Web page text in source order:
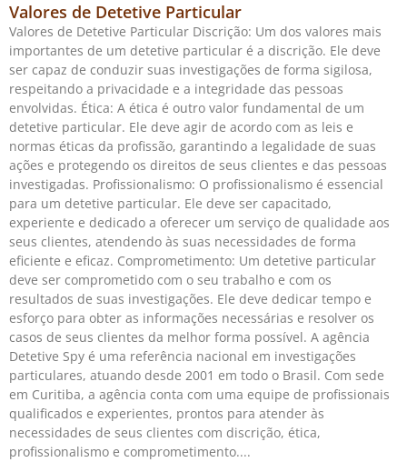
Valores de Detetive Particular
Valores de Detetive Particular Discrição: Um dos valores mais
importantes de um detetive particular é a discrição. Ele deve
ser capaz de conduzir suas investigações de forma sigilosa,
respeitando a privacidade e a integridade das pessoas
envolvidas. Ética: A ética é outro valor fundamental de um
detetive particular. Ele deve agir de acordo com as leis e
normas éticas da profissão, garantindo a legalidade de suas
ações e protegendo os direitos de seus clientes e das pessoas
investigadas. Profissionalismo: O profissionalismo é essencial
para um detetive particular. Ele deve ser capacitado,
experiente e dedicado a oferecer um serviço de qualidade aos
seus clientes, atendendo às suas necessidades de forma
eficiente e eficaz. Comprometimento: Um detetive particular
deve ser comprometido com o seu trabalho e com os
resultados de suas investigações. Ele deve dedicar tempo e
esforço para obter as informações necessárias e resolver os
casos de seus clientes da melhor forma possível. A agência
Detetive Spy é uma referência nacional em investigações
particulares, atuando desde 2001 em todo o Brasil. Com sede
em Curitiba, a agência conta com uma equipe de profissionais
qualificados e experientes, prontos para atender às
necessidades de seus clientes com discrição, ética,
profissionalismo e comprometimento.